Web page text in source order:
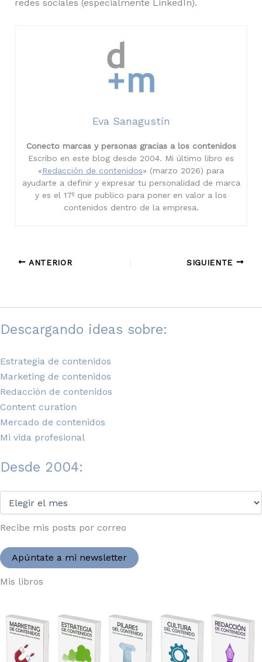
redes sociales (especialmente LinkedIn).
Eva Sanagustín
Conecto marcas y personas gracias a los contenidos
Escribo en este blog desde 2004. Mi último libro es
«Redacción de contenidos» (marzo 2026) para
ayudarte a definir y expresar tu personalidad de marca
y es el 17º que publico para poner en valor a los
contenidos dentro de la empresa.
ANTERIOR SIGUIENTE
Descargando ideas sobre:
Estrategia de contenidos
Marketing de contenidos
Redacción de contenidos
Content curation
Mercado de contenidos
Mi vida profesional
Desde 2004:
2004:
Recibe mis posts por correo
Apúntate a mi newsletter
Mis libros